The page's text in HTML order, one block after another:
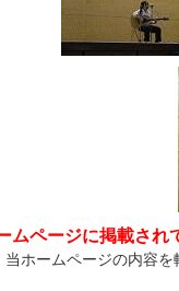
ムページに掲載され
当ホームページの内容を